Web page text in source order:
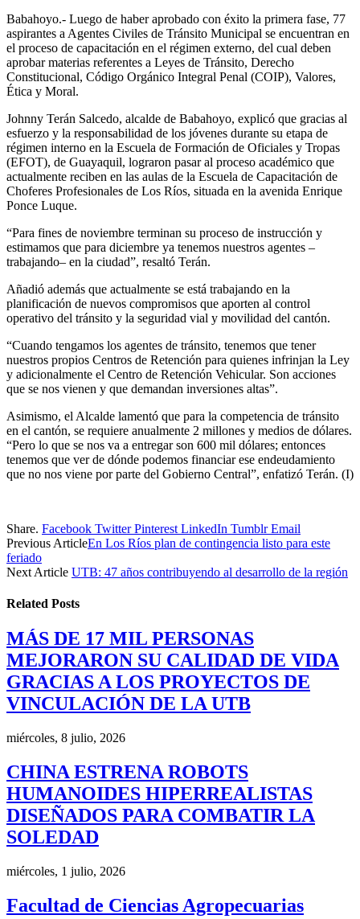
Babahoyo.- Luego de haber aprobado con éxito la primera fase, 77
aspirantes a Agentes Civiles de Tránsito Municipal se encuentran en
el proceso de capacitación en el régimen externo, del cual deben
aprobar materias referentes a Leyes de Tránsito, Derecho
Constitucional, Código Orgánico Integral Penal (COIP), Valores,
Ética y Moral.
Johnny Terán Salcedo, alcalde de Babahoyo, explicó que gracias al
esfuerzo y la responsabilidad de los jóvenes durante su etapa de
régimen interno en la Escuela de Formación de Oficiales y Tropas
(EFOT), de Guayaquil, lograron pasar al proceso académico que
actualmente reciben en las aulas de la Escuela de Capacitación de
Choferes Profesionales de Los Ríos, situada en la avenida Enrique
Ponce Luque.
“Para fines de noviembre terminan su proceso de instrucción y
estimamos que para diciembre ya tenemos nuestros agentes –
trabajando– en la ciudad”, resaltó Terán.
Añadió además que actualmente se está trabajando en la
planificación de nuevos compromisos que aporten al control
operativo del tránsito y la seguridad vial y movilidad del cantón.
“Cuando tengamos los agentes de tránsito, tenemos que tener
nuestros propios Centros de Retención para quienes infrinjan la Ley
y adicionalmente el Centro de Retención Vehicular. Son acciones
que se nos vienen y que demandan inversiones altas”.
Asimismo, el Alcalde lamentó que para la competencia de tránsito
en el cantón, se requiere anualmente 2 millones y medios de dólares.
“Pero lo que se nos va a entregar son 600 mil dólares; entonces
tenemos que ver de dónde podemos financiar ese endeudamiento
que no nos viene por parte del Gobierno Central”, enfatizó Terán. (I)
Share. Facebook Twitter Pinterest LinkedIn Tumblr Email
Previous ArticleEn Los Ríos plan de contingencia listo para este
feriado
Next Article UTB: 47 años contribuyendo al desarrollo de la región
Related Posts
MÁS DE 17 MIL PERSONAS
MEJORARON SU CALIDAD DE VIDA
GRACIAS A LOS PROYECTOS DE
VINCULACIÓN DE LA UTB
miércoles, 8 julio, 2026
CHINA ESTRENA ROBOTS
HUMANOIDES HIPERREALISTAS
DISEÑADOS PARA COMBATIR LA
SOLEDAD
miércoles, 1 julio, 2026
Facultad de Ciencias Agropecuarias